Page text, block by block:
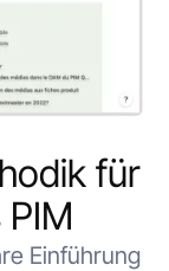
für
Einführung